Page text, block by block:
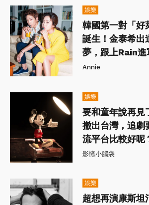
娛樂
韓國第一對「好
誕生！金泰希
夢，跟上Rain進
Annie
娛樂
要和童年說再見
撤出台灣，追劇
流平台比較好呢
影憶小腦袋
娛樂
超想再演康斯坦